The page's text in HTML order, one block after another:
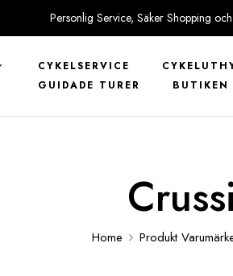
Personlig Service, Säker Shopping och
CYKELSERVICE
GUIDADE TURER
BUTIKEN
Home Produkt